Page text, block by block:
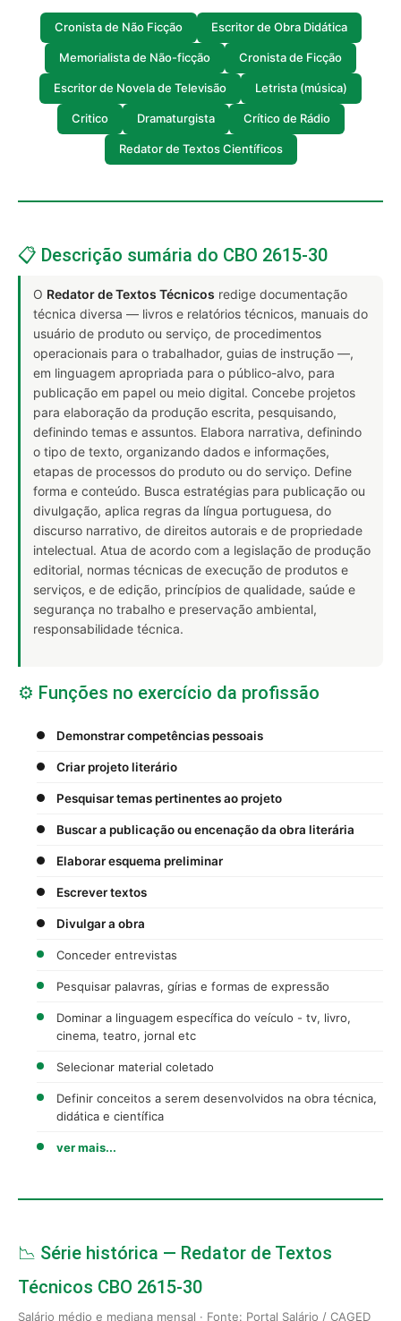
Cronista de Não Ficção Escritor de Obra Didática
Memorialista de Não-ficção Cronista de Ficção
Escritor de Novela de Televisão Letrista (música)
Critico Dramaturgista Crítico de Rádio
Redator de Textos Científicos
📋 Descrição sumária do CBO 2615-30
O Redator de Textos Técnicos redige documentação
técnica diversa — livros e relatórios técnicos, manuais do
usuário de produto ou serviço, de procedimentos
operacionais para o trabalhador, guias de instrução —,
em linguagem apropriada para o público-alvo, para
publicação em papel ou meio digital. Concebe projetos
para elaboração da produção escrita, pesquisando,
definindo temas e assuntos. Elabora narrativa, definindo
o tipo de texto, organizando dados e informações,
etapas de processos do produto ou do serviço. Define
forma e conteúdo. Busca estratégias para publicação ou
divulgação, aplica regras da língua portuguesa, do
discurso narrativo, de direitos autorais e de propriedade
intelectual. Atua de acordo com a legislação de produção
editorial, normas técnicas de execução de produtos e
serviços, e de edição, princípios de qualidade, saúde e
segurança no trabalho e preservação ambiental,
responsabilidade técnica.
⚙️ Funções no exercício da profissão
Demonstrar competências pessoais
Criar projeto literário
Pesquisar temas pertinentes ao projeto
Buscar a publicação ou encenação da obra literária
Elaborar esquema preliminar
Escrever textos
Divulgar a obra
Conceder entrevistas
Pesquisar palavras, gírias e formas de expressão
Dominar a linguagem específica do veículo - tv, livro,
cinema, teatro, jornal etc
Selecionar material coletado
Definir conceitos a serem desenvolvidos na obra técnica,
didática e científica
ver mais...
📉 Série histórica — Redator de Textos
Técnicos CBO 2615-30
Salário médio e mediana mensal · Fonte: Portal Salário / CAGED